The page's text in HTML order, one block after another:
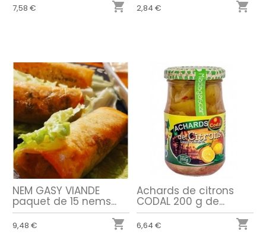
7,58 €  2,84 € 
NEM GASY VIANDE
paquet de 15 nems...
9,48 € 
Achards de citrons
CODAL 200 g de...
6,64 € 